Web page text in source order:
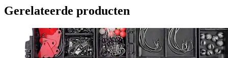
Gerelateerde producten